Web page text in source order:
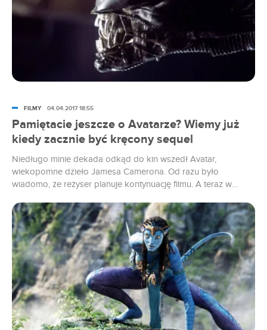
Pamiętacie jeszcze o Avatarze? Wiemy już
kiedy zacznie być kręcony sequel
Niedługo minie dekada odkąd do kin wszedł Avatar,
wiekopomne dzieło Jamesa Camerona. Od razu było
wiadomo, że reżyser planuje kontynuację filmu. A teraz w
FILMY 04.04.2017 18:55